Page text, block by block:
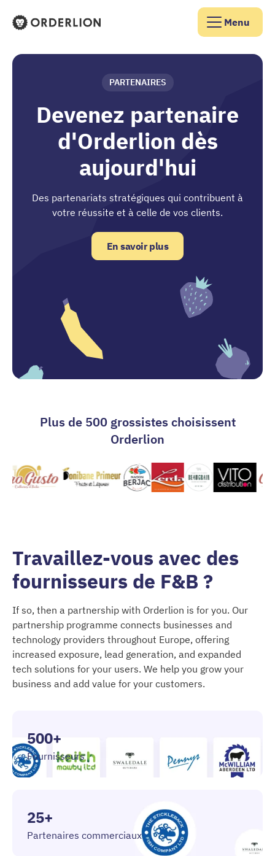
Menu
PARTENAIRES
Devenez partenaire
d'Orderlion dès
aujourd'hui
Des partenariats stratégiques qui contribuent à
votre réussite et à celle de vos clients.
En savoir plus
Plus de 500 grossistes choisissent
Orderlion
Travaillez-vous avec des
fournisseurs de F&B ?
If so, then a partnership with Orderlion is for you. Our
partnership programme connects businesses and
technology providers throughout Europe, offering
increased exposure, lead generation, and expanded
tech solutions for your users. We help you grow your
business and add value for your customers.
500+
Fournisseurs
25+
Partenaires commerciaux